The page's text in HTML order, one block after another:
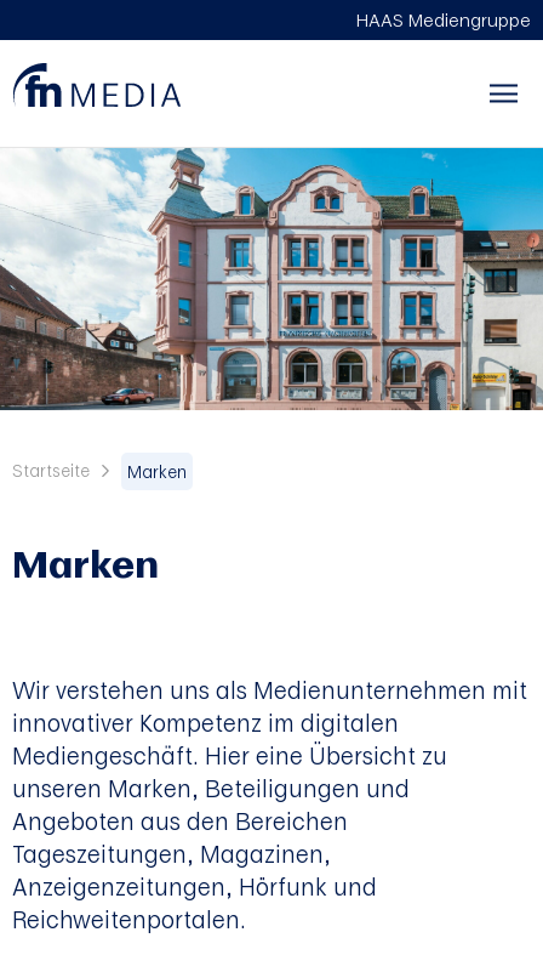
HAAS Mediengruppe
Startseite Marken
Marken
Wir verstehen uns als Medienunternehmen mit
innovativer Kompetenz im digitalen
Mediengeschäft. Hier eine Übersicht zu
unseren Marken, Beteiligungen und
Angeboten aus den Bereichen
Tageszeitungen, Magazinen,
Anzeigenzeitungen, Hörfunk und
Reichweitenportalen.